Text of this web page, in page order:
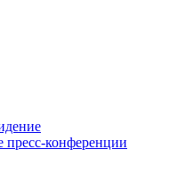
пресс-конференции